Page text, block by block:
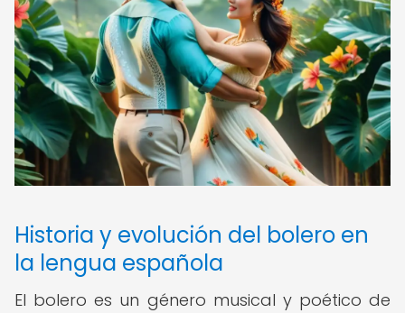
Historia y evolución del bolero en
la lengua española
El bolero es un género musical y poético de